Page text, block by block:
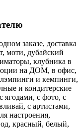
заказе, доставка
дубайский
клубника в
на ДОМ, в офис,
и кемпинги,
и кондитерские
ягодами, с фото, с
с артистами,
настроения,
красный, белый,